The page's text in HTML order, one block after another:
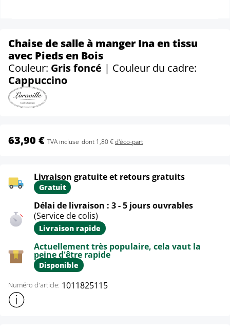
Chaise de salle à manger Ina en tissu
avec Pieds en Bois
Couleur: Gris foncé | Couleur du cadre:
Cappuccino
63,90 € TVA incluse dont 1,80 €d'éco-part
Livraison gratuite et retours gratuits
Gratuit
Délai de livraison : 3 - 5 jours ouvrables
(Service de colis)
Livraison rapide
Actuellement très populaire, cela vaut la
peine d'être rapide
Disponible
Numéro d'article: 1011825115
Afficher plus d'informations sur le produit